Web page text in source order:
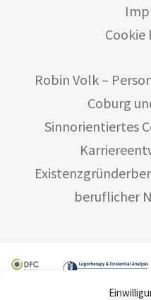
Cookie
Robin Volk –
Coburg
Sinnorientiertes
beruflicher